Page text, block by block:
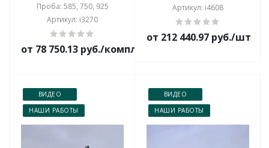
Проба: 585, 750, 925
Артикул: i3270
от 78 750.13 руб./комплект
Артикул: i4608
от 212 440.97 руб./шт
ВИДЕО
НАШИ РАБОТЫ
ВИДЕО
НАШИ РАБОТЫ